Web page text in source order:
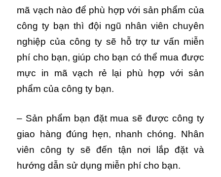
mã vạch nào để phù hợp với sản phẩm của
công ty bạn thì đội ngũ nhân viên chuyên
nghiệp của công ty sẽ hỗ trợ tư vấn miễn
phí cho bạn, giúp cho bạn có thể mua được
mực in mã vạch rẻ lại phù hợp với sản
phẩm của công ty bạn.
– Sản phẩm bạn đặt mua sẽ được công ty
giao hàng đúng hẹn, nhanh chóng. Nhân
viên công ty sẽ đến tận nơi lắp đặt và
hướng dẫn sử dụng miễn phí cho bạn.